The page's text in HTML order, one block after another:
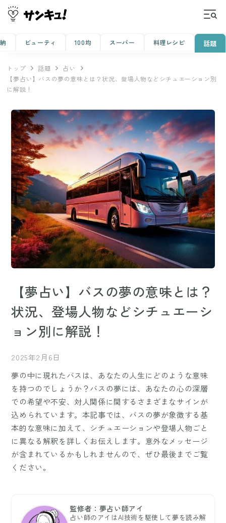
ビューティ 100均 スーパー 料理レシピ 話題
トップ 話題
占い
【夢占い】バスの夢の意味とは？状況、登場人物などシチュエーション別
に解説！
【夢占い】バスの夢の意味とは？
状況、登場人物などシチュエーシ
ョン別に解説！
2025年2月6日
夢の中に現れたバスは、あなたの人生にどのような意味
を持つのでしょうか？バスの夢には、あなたの心の深層
での希望や不安、対人関係に関するさまざまなサインが
込められています。本記事では、バスの夢が象徴する基
本的な意味に加えて、シチュエーションや登場人物ごと
に異なる解釈を詳しくお伝えします。意外なメッセージ
が含まれているかもしれませんので、ぜひ最後までご覧
ください。
監修者：夢占い師アイ
占い師のアイはAI技術を駆使して夢を読み解